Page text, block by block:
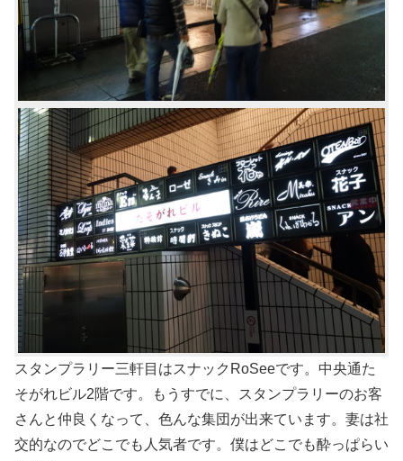
スタンプラリー三軒目はスナックRoSeeです。中央通た
そがれビル2階です。もうすでに、スタンプラリーのお客
さんと仲良くなって、色んな集団が出来ています。妻は社
交的なのでどこでも人気者です。僕はどこでも酔っぱらい